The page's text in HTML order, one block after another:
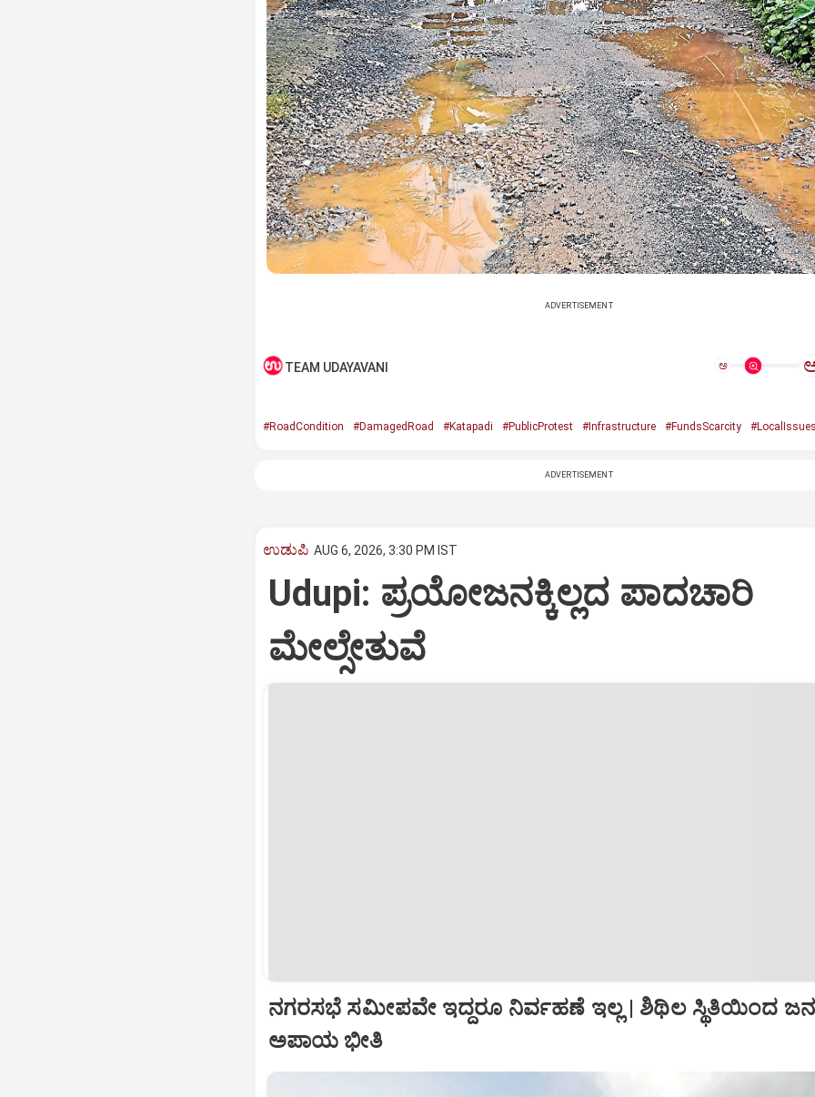
ADVERTISEMENT
TEAM UDAYAVANI ಅ
#RoadCondition #DamagedRoad #Katapadi #PublicProtest #Infrastructure #FundsScarcity
ADVERTISEMENT
ಉಡುಪಿ AUG 6, 2026, 3:30 PM IST
Udupi: ಪ್ರಯೋಜನಕ್ಕಿಲ್ಲದ ಪಾದಚಾರಿ
ಮೇಲ್ಸೇತುವೆ
ನಗರಸಭೆ ಸಮೀಪವೇ ಇದ್ದರೂ ನಿರ್ವಹಣೆ ಇಲ್ಲ | ಶಿಥಿಲ ಸ್ಥಿತಿಯಿಂದ
ಅಪಾಯ ಭೀತಿ